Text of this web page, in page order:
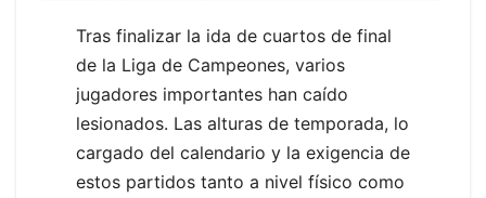
Tras finalizar la ida de cuartos de final
de la Liga de Campeones, varios
jugadores importantes han caído
lesionados. Las alturas de temporada, lo
cargado del calendario y la exigencia de
estos partidos tanto a nivel físico como